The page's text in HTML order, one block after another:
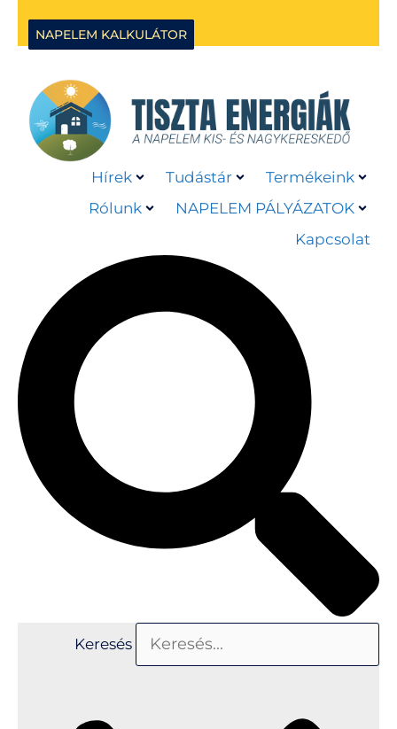
NAPELEM KALKULÁTOR
Hírek Tudástár
Termékeink
Rólunk
NAPELEM PÁLYÁZATOK
Kapcsolat
Keresés